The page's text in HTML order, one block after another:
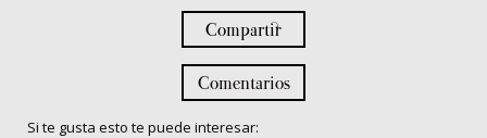
Compartir
Comentarios
Si te gusta esto te puede interesar: